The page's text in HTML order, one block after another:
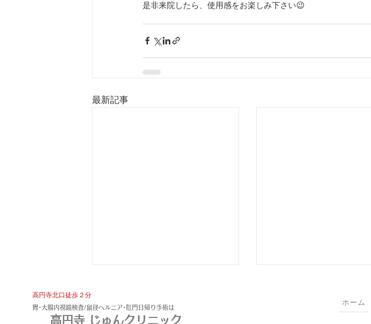
是非来院したら、使用感をお楽しみ下さい😉
最新記事
​高円寺北口徒歩２分
​胃･大腸内視鏡検査/鼠径ヘルニア･肛門日帰り手術は
高円寺 じゅんクリニック
ホーム